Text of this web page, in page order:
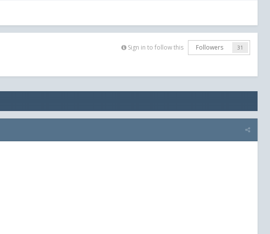
Sign in to follow this Followers 31